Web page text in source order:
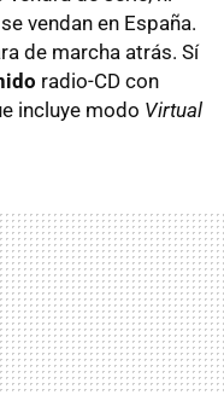
vendan en España.
de marcha atrás. Sí
radio-CD con
incluye modo Virtual